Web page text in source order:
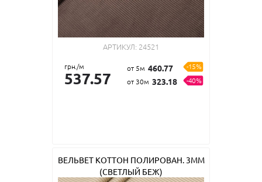
АРТИКУЛ: 24521
грн./м
537.57
от 5м 460.77
-15%
от 30м 323.18 -40%
ВЕЛЬВЕТ КОТТОН ПОЛИРОВАН. 3ММ
(СВЕТЛЫЙ БЕЖ)